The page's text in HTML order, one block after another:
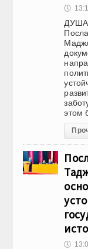
🕔
этом
🕔